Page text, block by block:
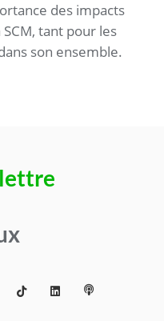
des impacts
tant pour les
son ensemble.